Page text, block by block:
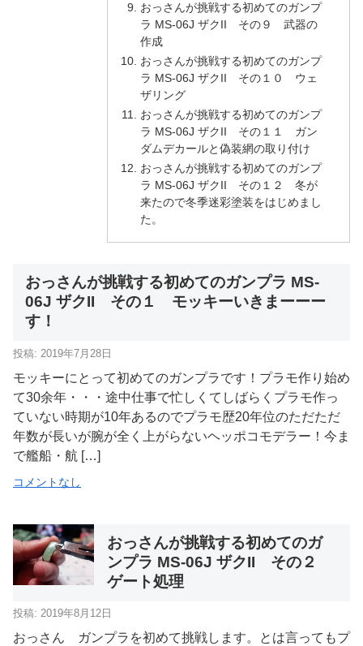
おっさんが挑戦する初めてのガンプ
ラ MS-06J ザクII その９ 武器の
作成
おっさんが挑戦する初めてのガンプ
ラ MS-06J ザクII その１０ ウェ
ザリング
おっさんが挑戦する初めてのガンプ
ラ MS-06J ザクII その１１ ガン
ダムデカールと偽装網の取り付け
おっさんが挑戦する初めてのガンプ
ラ MS-06J ザクII その１２ 冬が
来たので冬季迷彩塗装をはじめまし
た。
おっさんが挑戦する初めてのガンプラ MS-
06J ザクII その１ モッキーいきまーーー
す！
投稿: 2019年7月28日
モッキーにとって初めてのガンプラです！プラモ作り始め
て30余年・・・途中仕事で忙しくてしばらくプラモ作っ
ていない時期が10年あるのでプラモ歴20年位のただただ
年数が長いが腕が全く上がらないヘッポコモデラー！今ま
で艦船・航 […]
コメントなし
おっさんが挑戦する初めてのガ
ンプラ MS-06J ザクII その２
ゲート処理
投稿: 2019年8月12日
おっさん ガンプラを初めて挑戦します。とは言ってもプ